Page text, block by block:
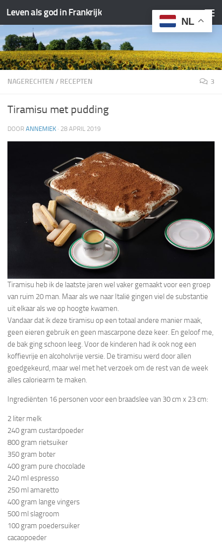
Doorgaan naar inhoud
Leven als god in Frankrijk
NAGERECHTEN / RECEPTEN 3
Tiramisu met pudding
DOOR ANNEMIEK · 28 APRIL 2019
Tiramisu heb ik de laatste jaren wel vaker gemaakt voor een groep
van ruim 20 man. Maar als we naar Italië gingen viel de substantie
uit elkaar als we op hoogte kwamen.
Vandaar dat ik deze tiramisu op een totaal andere manier maak,
geen eieren gebruik en geen mascarpone deze keer. En geloof me,
de bak ging schoon leeg. Voor de kinderen had ik ook nog een
koffievrije en alcoholvrije versie. De tiramisu werd door allen
goedgekeurd, maar wel met het verzoek om de rest van de week
alles caloriearm te maken.
Ingrediënten 16 personen voor een braadslee van 30 cm x 23 cm:
2 liter melk
240 gram custardpoeder
800 gram rietsuiker
350 gram boter
400 gram pure chocolade
240 ml espresso
250 ml amaretto
400 gram lange vingers
500 ml slagroom
100 gram poedersuiker
cacaopoeder
NL